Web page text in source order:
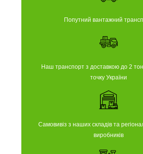
Попутний вантажний
Наш транспорт з доставкою до 2
точку України
Самовивіз з наших складів та
виробників